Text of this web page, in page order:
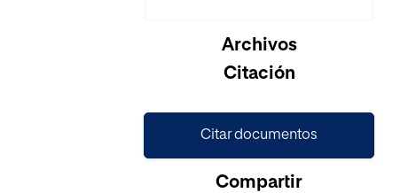
Archivos
Citación
Citar documentos
Compartir